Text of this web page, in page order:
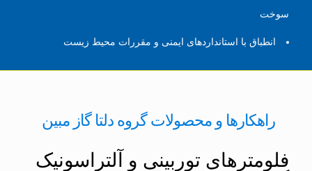
سوخت
انطباق با استانداردهای ایمنی و مقررات محیط زیست
راهکارها و محصولات گروه دلتا گاز مبین
فلومترهای توربینی و آلتراسونیک